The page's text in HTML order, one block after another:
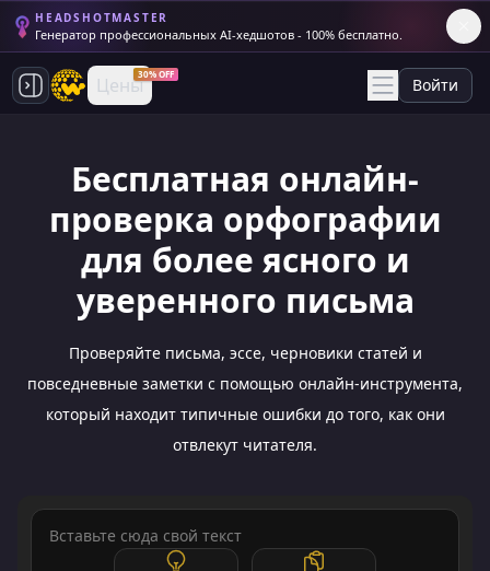
HEADSHOTMASTER
Генератор профессиональных AI-хедшотов - 100% бесплатно.
Цены30% OFF
Войти
Бесплатная онлайн-
проверка орфографии
для более ясного и
уверенного письма
Проверяйте письма, эссе, черновики статей и
повседневные заметки с помощью онлайн-инструмента,
который находит типичные ошибки до того, как они
отвлекут читателя.